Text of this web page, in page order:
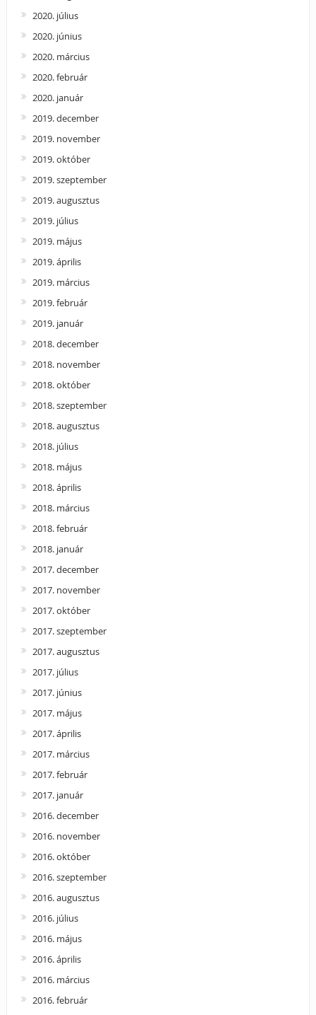
2020. július
2020. június
2020. március
2020. február
2020. január
2019. december
2019. november
2019. október
2019. szeptember
2019. augusztus
2019. július
2019. május
2019. április
2019. március
2019. február
2019. január
2018. december
2018. november
2018. október
2018. szeptember
2018. augusztus
2018. július
2018. május
2018. április
2018. március
2018. február
2018. január
2017. december
2017. november
2017. október
2017. szeptember
2017. augusztus
2017. július
2017. június
2017. május
2017. április
2017. március
2017. február
2017. január
2016. december
2016. november
2016. október
2016. szeptember
2016. augusztus
2016. július
2016. május
2016. április
2016. március
2016. február